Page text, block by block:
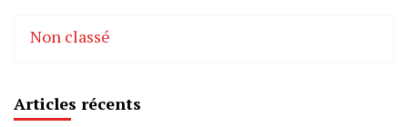
Non classé
Articles récents